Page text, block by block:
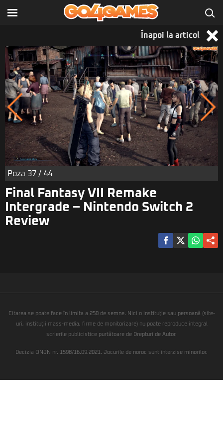
Înapoi la articol
Poza 37 / 44
Final Fantasy VII Remake
Intergrade – Nintendo Switch 2
Review
Citarea se poate face în limita a 250 de semne. Nici o instituţie sau persoană (site-
uri, instituţii mass-media, firme de monitorizare) nu poate reproduce integral
scrierile publicistice purtătoare de Drepturi de Autor.
Decizia ONJN nr. 1598/16.09.2021. Jocurile de noroc sunt interzise minorilor.